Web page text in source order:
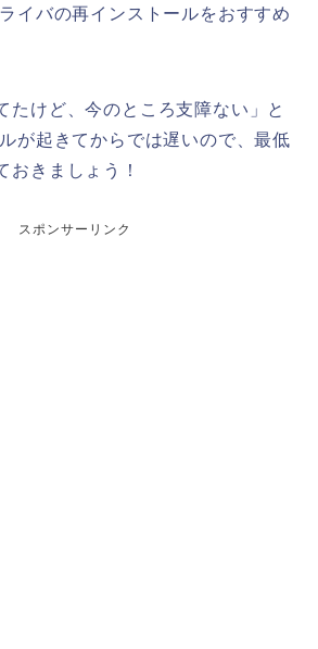
イバの再インストールをおすすめ
たけど、今のところ支障ない」と
が起きてからでは遅いので、最低
おきましょう！
スポンサーリンク